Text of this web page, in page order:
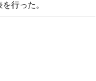
行った。